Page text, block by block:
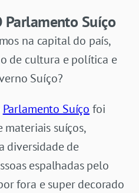
Parlamento Suíço
na capital do país,
de cultura e política e
Suíço?
Parlamento Suíço foi
suíços,
diversidade de
espalhadas pelo
fora e super decorado